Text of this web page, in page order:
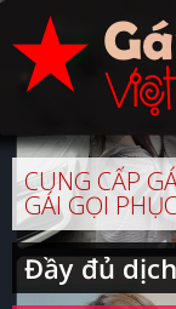
CUNG CẤP
GÁI GỌI
Đầy đủ